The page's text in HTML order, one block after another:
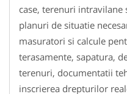
case, terenuri
planuri de situatie
masuratori si calcule
terasamente, sapatura,
terenuri, documentatii
inscrierea drepturilor